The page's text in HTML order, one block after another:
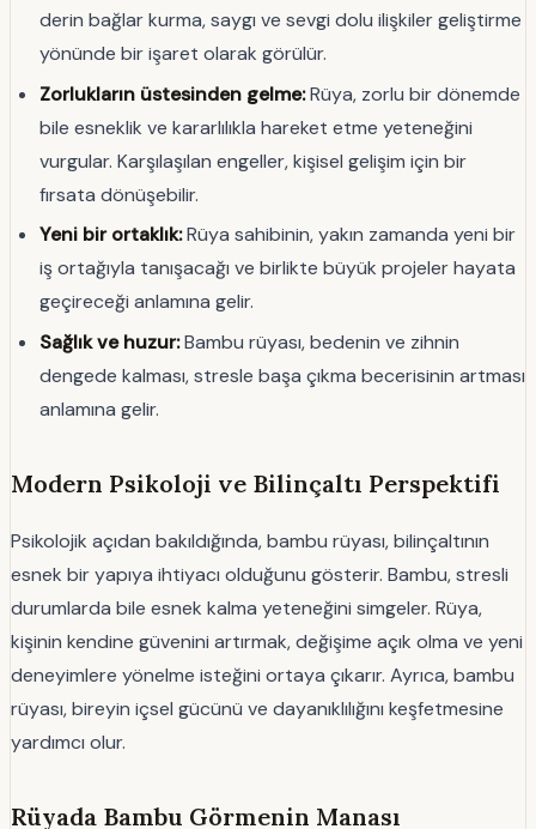
derin bağlar kurma, saygı ve sevgi dolu ilişkiler geliştirme
yönünde bir işaret olarak görülür.
Zorlukların üstesinden gelme:Rüya, zorlu bir dönemde
bile esneklik ve kararlılıkla hareket etme yeteneğini
vurgular. Karşılaşılan engeller, kişisel gelişim için bir
fırsata dönüşebilir.
Yeni bir ortaklık:Rüya sahibinin, yakın zamanda yeni bir
iş ortağıyla tanışacağı ve birlikte büyük projeler hayata
geçireceği anlamına gelir.
Sağlık ve huzur:Bambu rüyası, bedenin ve zihnin
dengede kalması, stresle başa çıkma becerisinin artması
anlamına gelir.
Modern Psikoloji ve Bilinçaltı Perspektifi
Psikolojik açıdan bakıldığında, bambu rüyası, bilinçaltının
esnek bir yapıya ihtiyacı olduğunu gösterir. Bambu, stresli
durumlarda bile esnek kalma yeteneğini simgeler. Rüya,
kişinin kendine güvenini artırmak, değişime açık olma ve yeni
deneyimlere yönelme isteğini ortaya çıkarır. Ayrıca, bambu
rüyası, bireyin içsel gücünü ve dayanıklılığını keşfetmesine
yardımcı olur.
Rüyada Bambu Görmenin Manası